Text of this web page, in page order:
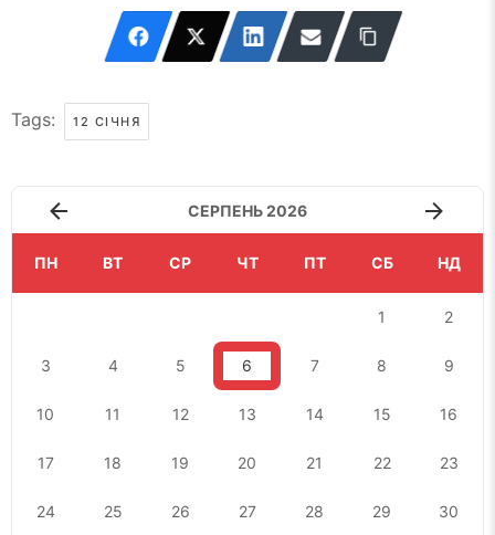
Tags: 12 СІЧНЯ
СЕРПЕНЬ 2026
ПН ВТ СР ЧТ ПТ СБ НД
1 2
3 4 5 6 7 8 9
10 11 12 13 14 15 16
17 18 19 20 21 22 23
24 25 26 27 28 29 30